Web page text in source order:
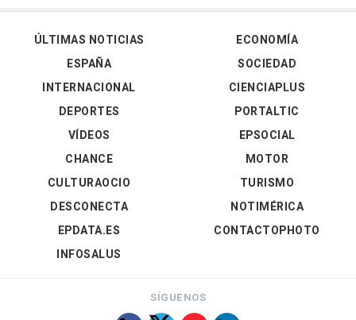
ÚLTIMAS NOTICIAS
ESPAÑA
INTERNACIONAL
DEPORTES
VÍDEOS
ECONOMÍA
SOCIEDAD
CIENCIAPLUS
PORTALTIC
EPSOCIAL
CHANCE
CULTURAOCIO
DESCONECTA
EPDATA.ES
INFOSALUS
MOTOR
TURISMO
NOTIMÉRICA
CONTACTOPHOTO
SÍGUENOS